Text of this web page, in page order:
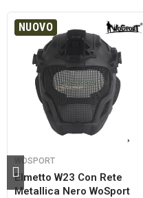
NUOVO
WOSPORT
Elmetto W23 Con Rete
Metallica Nero WoSport